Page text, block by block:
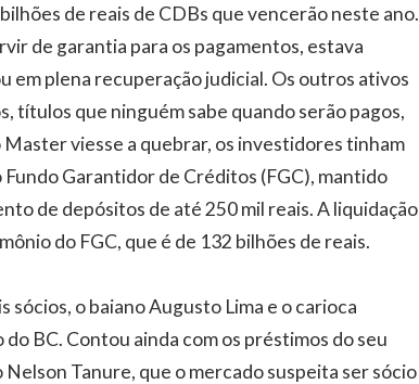
de reais de CDBs que vencerão neste ano.
de garantia para os pagamentos, estava
em plena recuperação judicial. Os outros ativos
títulos que ninguém sabe quando serão pagos,
viesse a quebrar, os investidores tinham
Garantidor de Créditos (FGC), mantido
de depósitos de até 250 mil reais. A liquidação
do FGC, que é de 132 bilhões de reais.
sócios, o baiano Augusto Lima e o carioca
BC. Contou ainda com os préstimos do seu
Tanure, que o mercado suspeita ser sócio